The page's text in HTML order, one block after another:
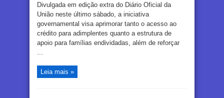
Divulgada em edição extra do Diário Oficial da
União neste último sábado, a iniciativa
governamental visa aprimorar tanto o acesso ao
crédito para adimplentes quanto a estrutura de
apoio para famílias endividadas, além de reforçar
...
Leia mais »